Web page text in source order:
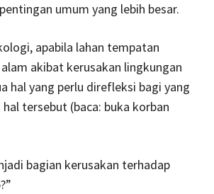
umum yang lebih besar.
apabila lahan tempatan
akibat kerusakan lingkungan
hal yang perlu direfleksi bagi yang
tersebut (baca: buka korban
bagian kerusakan terhadap